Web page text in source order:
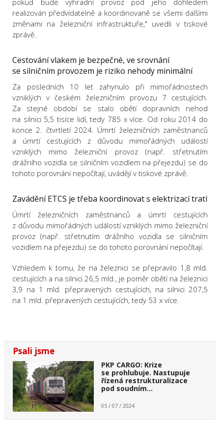
pokud bude výhradní provoz pod jeho dohledem
realizován předvídatelně a koordinovaně se všemi dalšími
změnami na železniční infrastruktuře," uvedli v tiskové
zprávě.
Cestování vlakem je bezpečné, ve srovnání
se silničním provozem je riziko nehody minimální
Za posledních 10 let zahynulo při mimořádnostech
vzniklých v českém železničním provozu 7 cestujících.
Za stejné období se stalo obětí dopravních nehod
na silnici 5,5 tisíce lidí, tedy 785 x více. Od roku 2014 do
konce 2. čtvrtletí 2024. Úmrtí železničních zaměstnanců
a úmrtí cestujících z důvodu mimořádných událostí
vzniklých mimo železniční provoz (např. střetnutím
drážního vozidla se silničním vozidlem na přejezdu) se do
tohoto porovnání nepočítají, uvádějí v tiskové zprávě.
Zavádění ETCS je třeba koordinovat s elektrizací tratí
Úmrtí železničních zaměstnanců a úmrtí cestujících
z důvodu mimořádných událostí vzniklých mimo železniční
provoz (např. střetnutím drážního vozidla se silničním
vozidlem na přejezdu) se do tohoto porovnání nepočítají.
Vzhledem k tomu, že na železnici se přepravilo 1,8 mld.
cestujících a na silnici 26,5 mld., je poměr obětí na železnici
3,9 na 1 mld. přepravených cestujících, na silnici 207,5
na 1 mld. přepravených cestujících, tedy 53 x více.
Psali jsme
PKP CARGO: Krize
se prohlubuje. Nastupuje
řízená restrukturalizace
pod soudním…
05 / 07 / 2024